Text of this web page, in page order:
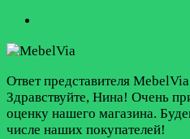
Ответ представителя MebelVia
Здравствуйте, Нина! Очень
оценку нашего магазина.
числе наших покупателей!